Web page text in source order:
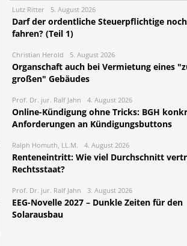
Lutz Ritter 5. August 2026
Darf der ordentliche Steuerpflichtige
fahren? (Teil 1)
Christian Herold 5. August 2026
Organschaft auch bei Vermietung eines
großen" Gebäudes
Prof. Dr. jur. Ralf Jahn 4. August 2026
Online-Kündigung ohne Tricks: BGH
Anforderungen an Kündigungsbuttons
Ralph Homuth, LL.M. 4. August 2026
Renteneintritt: Wie viel Durchschnitt
Rechtsstaat?
Prof. Dr. jur. Ralf Jahn 3. August 2026
EEG-Novelle 2027 – Dunkle Zeiten für den
Solarausbau